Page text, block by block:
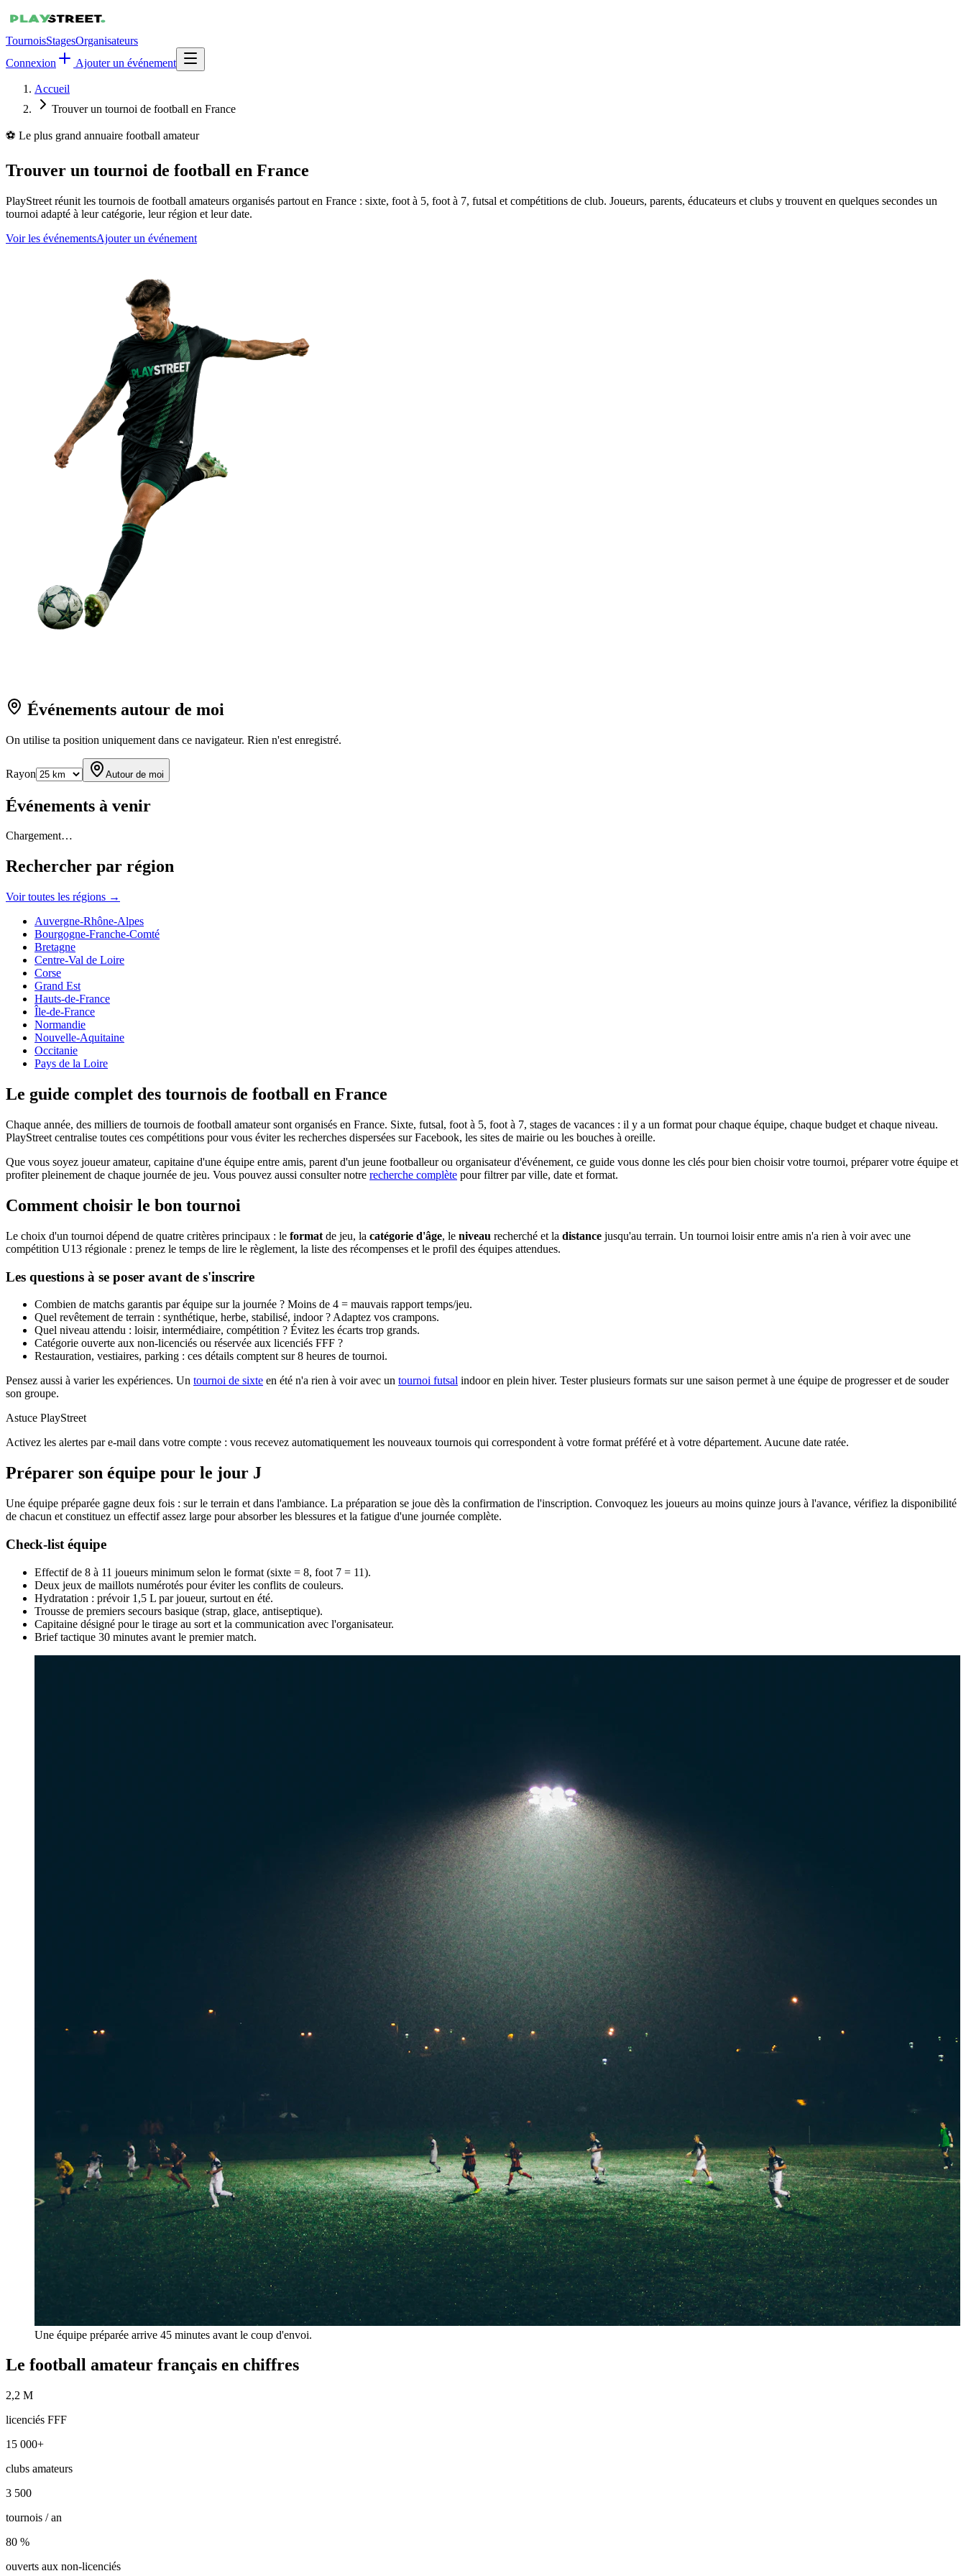
TournoisStagesOrganisateurs
Connexion
Ajouter un événement
Accueil
Trouver un tournoi de football en France
⚽ Le plus grand annuaire football amateur
Trouver un tournoi de football en France
PlayStreet réunit les tournois de football amateurs organisés partout en France : sixte, foot à 5, foot à 7, futsal et compétitions de club. Joueurs, parents, éducateurs et clubs y trouvent en quelques secondes un
tournoi adapté à leur catégorie, leur région et leur date.
Voir les événementsAjouter un événement
Événements autour de moi
On utilise ta position uniquement dans ce navigateur. Rien n'est enregistré.
Rayon Autour de moi
Événements à venir
Chargement…
Rechercher par région
Voir toutes les régions →
Auvergne-Rhône-Alpes
Bourgogne-Franche-Comté
Bretagne
Centre-Val de Loire
Corse
Grand Est
Hauts-de-France
Île-de-France
Normandie
Nouvelle-Aquitaine
Occitanie
Pays de la Loire
Le guide complet des tournois de football en France
Chaque année, des milliers de tournois de football amateur sont organisés en France. Sixte, futsal, foot à 5, foot à 7, stages de vacances : il y a un format pour chaque équipe, chaque budget et chaque niveau.
PlayStreet centralise toutes ces compétitions pour vous éviter les recherches dispersées sur Facebook, les sites de mairie ou les bouches à oreille.
Que vous soyez joueur amateur, capitaine d'une équipe entre amis, parent d'un jeune footballeur ou organisateur d'événement, ce guide vous donne les clés pour bien choisir votre tournoi, préparer votre équipe et
profiter pleinement de chaque journée de jeu. Vous pouvez aussi consulter notre recherche complète pour filtrer par ville, date et format.
Comment choisir le bon tournoi
Le choix d'un tournoi dépend de quatre critères principaux : le format de jeu, la catégorie d'âge, le niveau recherché et la distance jusqu'au terrain. Un tournoi loisir entre amis n'a rien à voir avec une
compétition U13 régionale : prenez le temps de lire le règlement, la liste des récompenses et le profil des équipes attendues.
Les questions à se poser avant de s'inscrire
Combien de matchs garantis par équipe sur la journée ? Moins de 4 = mauvais rapport temps/jeu.
Quel revêtement de terrain : synthétique, herbe, stabilisé, indoor ? Adaptez vos crampons.
Quel niveau attendu : loisir, intermédiaire, compétition ? Évitez les écarts trop grands.
Catégorie ouverte aux non-licenciés ou réservée aux licenciés FFF ?
Restauration, vestiaires, parking : ces détails comptent sur 8 heures de tournoi.
Pensez aussi à varier les expériences. Un tournoi de sixte en été n'a rien à voir avec un tournoi futsal indoor en plein hiver. Tester plusieurs formats sur une saison permet à une équipe de progresser et de souder
son groupe.
Astuce PlayStreet
Activez les alertes par e-mail dans votre compte : vous recevez automatiquement les nouveaux tournois qui correspondent à votre format préféré et à votre département. Aucune date ratée.
Préparer son équipe pour le jour J
Une équipe préparée gagne deux fois : sur le terrain et dans l'ambiance. La préparation se joue dès la confirmation de l'inscription. Convoquez les joueurs au moins quinze jours à l'avance, vérifiez la disponibilité
de chacun et constituez un effectif assez large pour absorber les blessures et la fatigue d'une journée complète.
Check-list équipe
Effectif de 8 à 11 joueurs minimum selon le format (sixte = 8, foot 7 = 11).
Deux jeux de maillots numérotés pour éviter les conflits de couleurs.
Hydratation : prévoir 1,5 L par joueur, surtout en été.
Trousse de premiers secours basique (strap, glace, antiseptique).
Capitaine désigné pour le tirage au sort et la communication avec l'organisateur.
Brief tactique 30 minutes avant le premier match.
Une équipe préparée arrive 45 minutes avant le coup d'envoi.
Le football amateur français en chiffres
2,2 M
licenciés FFF
15 000+
clubs amateurs
3 500
tournois / an
80 %
ouverts aux non-licenciés